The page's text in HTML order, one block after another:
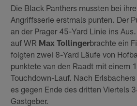
Die Black Panthers mussten bei
Angriffsserie erstmals punten. Der
an der Prager 45-Yard Linie ins
auf WR Max Tollingerbrachte ein
folgten zwei 8-Yard Läufe von
punktete van den Raadt mit einem
Touchdown-Lauf. Nach
es gegen Ende des dritten Viertels
Gastgeber.